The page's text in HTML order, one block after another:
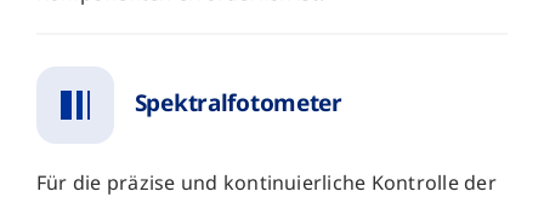
Spektralfotometer
Für die präzise und kontinuierliche Kontrolle der